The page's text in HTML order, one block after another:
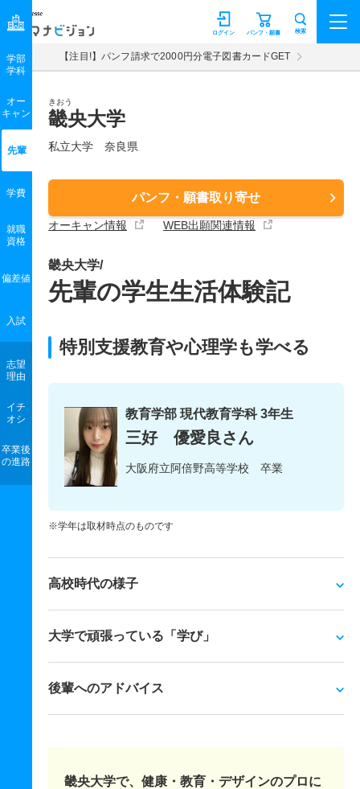
マナビジョン パンフ・願書
ログイン 検索
【注目!】パンフ請求で2000円分電子図書カードGET
きおう
畿央大学
私立大学 奈良県
パンフ・願書取り寄せ
オーキャン情報 WEB出願関連情報
学部
学科
オー
キャン
先輩
学費
就職
資格
偏差値
入試
志望
理由
イチ
オシ
卒業後
の進路
畿央大学/
先輩の学生生活体験記
特別支援教育や心理学も学べる
教育学部 現代教育学科 3年生
三好 優愛良さん
大阪府立阿倍野高等学校 卒業
※学年は取材時点のものです
高校時代の様子
大学で頑張っている「学び」
後輩へのアドバイス
畿央大学で、健康・教育・デザインのプロに